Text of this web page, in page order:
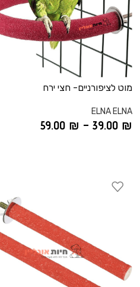
מוט לציפורניים- חצי ירח
ELNA ELNA
39.00 ₪
–
59.00 ₪